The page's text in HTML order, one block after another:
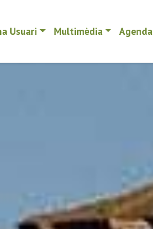
Usuari Multimèdia Agenda